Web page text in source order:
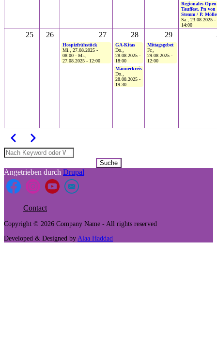
Regionales
Tauffest, Pn von
Stemm / P.
Sa., 23.08.2025 -
14:00
25 26 27 28 29
Hospizfrühstück
Mi., 27.08.2025 -
08:00 - Mi.,
27.08.2025 - 12:00
GA-Kitas
Do.,
28.08.2025 -
18:00
Männerkreis
Do.,
28.08.2025 -
19:30
Mittagsgebet
Fr.,
29.08.2025 -
12:00
Seitennummerierung
Zurück Weiter
Suche
Angetrieben durch Drupal
Footer
menu
Contact
Copyright © 2026 Company Name - All rights reserved
Developed & Designed by Alaa Haddad